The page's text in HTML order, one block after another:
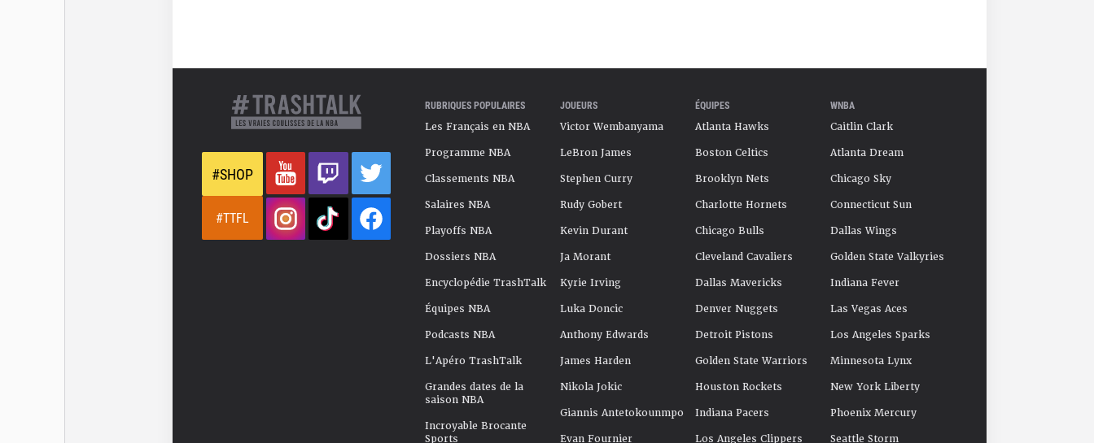
#SHOP
#TTFL
RUBRIQUES POPULAIRES
Les Français en NBA
Programme NBA
Classements NBA
Salaires NBA
Playoffs NBA
Dossiers NBA
Encyclopédie TrashTalk
Équipes NBA
Podcasts NBA
L'Apéro TrashTalk
Grandes dates de la
saison NBA
Incroyable Brocante
Sports
JOUEURS
Victor Wembanyama
LeBron James
Stephen Curry
Rudy Gobert
Kevin Durant
Ja Morant
Kyrie Irving
Luka Doncic
Anthony Edwards
James Harden
Nikola Jokic
Giannis Antetokounmpo
Evan Fournier
ÉQUIPES
Atlanta Hawks
Boston Celtics
Brooklyn Nets
Charlotte Hornets
Chicago Bulls
Cleveland Cavaliers
Dallas Mavericks
Denver Nuggets
Detroit Pistons
Golden State Warriors
Houston Rockets
Indiana Pacers
Los Angeles Clippers
WNBA
Caitlin Clark
Atlanta Dream
Chicago Sky
Connecticut Sun
Dallas Wings
Golden State Valkyries
Indiana Fever
Las Vegas Aces
Los Angeles Sparks
Minnesota Lynx
New York Liberty
Phoenix Mercury
Seattle Storm